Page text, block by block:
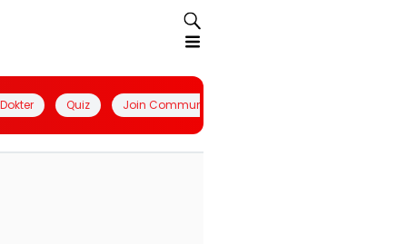
Quiz Join Community